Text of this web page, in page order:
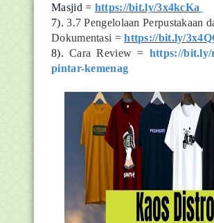
Masjid= https://bit.ly/3x4kcKa
7).3.7 Pengelolaan Perpustakaan
Dokumentasi = https://bit.ly/
8).Cara Review = https://
pintar-kemenag